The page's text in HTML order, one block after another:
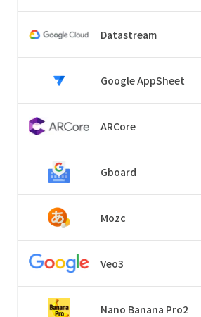
Datastream
Google AppSheet
ARCore
Gboard
Mozc
Veo3
Nano Banana Pro2